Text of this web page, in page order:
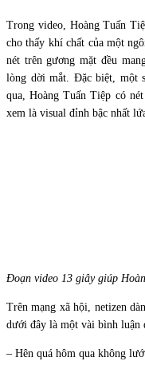
Trong video, Hoàng Tuấn
cho thấy khí chất của một
nét trên gương mặt đều
lòng dời mắt. Đặc biệt, một
qua, Hoàng Tuấn Tiệp có
xem là visual đỉnh bậc nhất
Đoạn video 13 giây giúp
Trên mạng xã hội, netizen
dưới đây là một vài bình luận
– Hên quá hôm qua không